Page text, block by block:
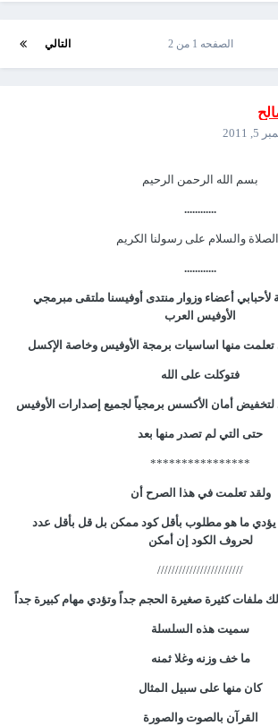
التالي الصفحه 1 من 2
2011
بسم الله الرحمن الرحيم
............
والسلام على رسولنا الكريم
............
لأحبابي أعضاء وزوار منتدى أوفيسنا ملتقى مبرمجي
الأوفيس العرب
تعلمت منها اساسيات برمجة الأوفيس وخاصة الإكسل
فتوكلت على الله
أمان الأكسس برمجياً لجميع إصدارات الأوفيس
حتى التي لم تصدر منها بعد
****************
ولقد تعلمت في هذا الصرح أن
يؤدي ما هو مطلوب بأقل كود ممكن بل قل بأقل عدد
لحروف الكود إن أمكن
////////////////////////
ملفات كثيرة صغيرة الحجم جداً وتؤدي مهام كبيرة جداً
سميت هذه السلسلة
ما خف وزنه وغلا ثمنه
كان منها على سبيل المثال
القرآن بالصوت والصورة